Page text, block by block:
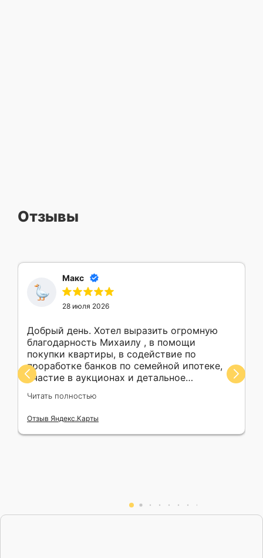
Отзывы
Макс
28 июля 2026
Добрый день. Хотел выразить огромную
благодарность Михаилу , в помощи
покупки квартиры, в содействие по
проработке банков по семейной ипотеке,
участие в аукционах и детальное
Участвовал в аукционах сразу по 4
квартирам. Не капли не жалею , что
обратился к профессионалу . !!! С П А С И Б
О !!!
Читать полностью
Отзыв Яндекс.Карты